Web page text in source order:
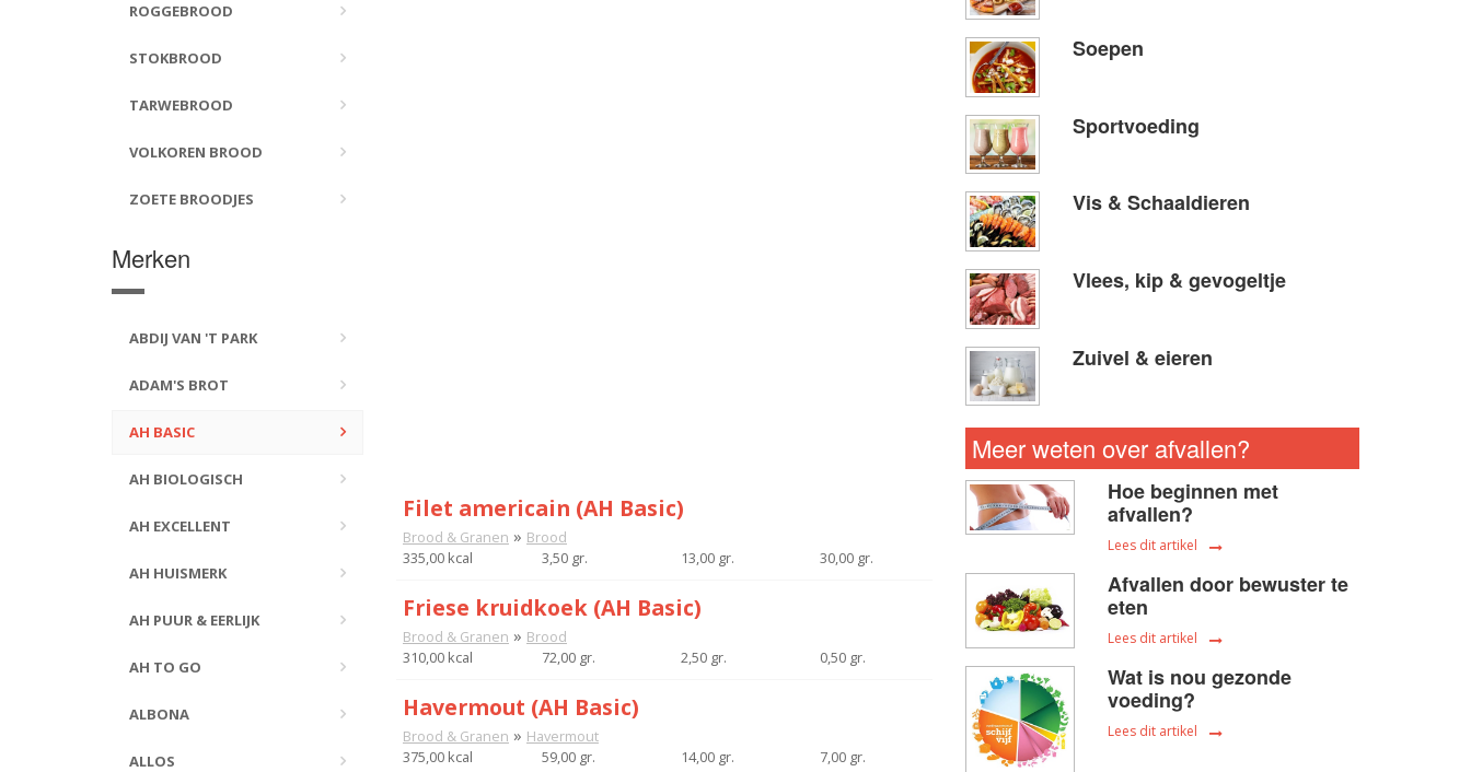
ROGGEBROOD
STOKBROOD
TARWEBROOD
VOLKOREN BROOD
ZOETE BROODJES
Merken
ABDIJ VAN 'T PARK
ADAM'S BROT
AH BASIC
AH BIOLOGISCH
AH EXCELLENT
AH HUISMERK
AH PUUR & EERLIJK
AH TO GO
ALBONA
ALLOS
Filet americain (AH Basic)
Brood & Granen » Brood
335,00 kcal
3,50 gr. 13,00 gr. 30,00 gr.
Friese kruidkoek (AH Basic)
Brood & Granen » Brood
310,00 kcal
72,00 gr. 2,50 gr. 0,50 gr.
Havermout (AH Basic)
Brood & Granen » Havermout
375,00 kcal
59,00 gr. 14,00 gr. 7,00 gr.
Soepen
Sportvoeding
Vis & Schaaldieren
Vlees, kip & gevogeltje
Zuivel & eieren
Meer weten over afvallen?
Hoe beginnen met
afvallen?
Lees dit artikel
Afvallen door bewuster te
eten
Lees dit artikel
Wat is nou gezonde
voeding?
Lees dit artikel